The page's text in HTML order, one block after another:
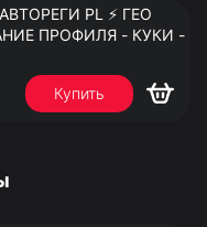
PL ⚡️ ГЕО
ПРОФИЛЯ - КУКИ -
Купить